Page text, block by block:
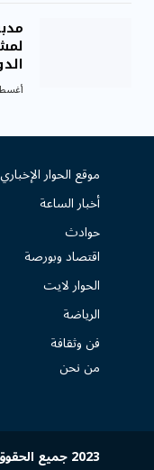
أغسطس 4,
موقع الحوار الإخباري
أخبار الساعة
حوادث
اقتصاد وبورصة
الحوار لايت
الرياضة
فن وثقافة
من نحن
2023 جميع الحقوق محفوظة.